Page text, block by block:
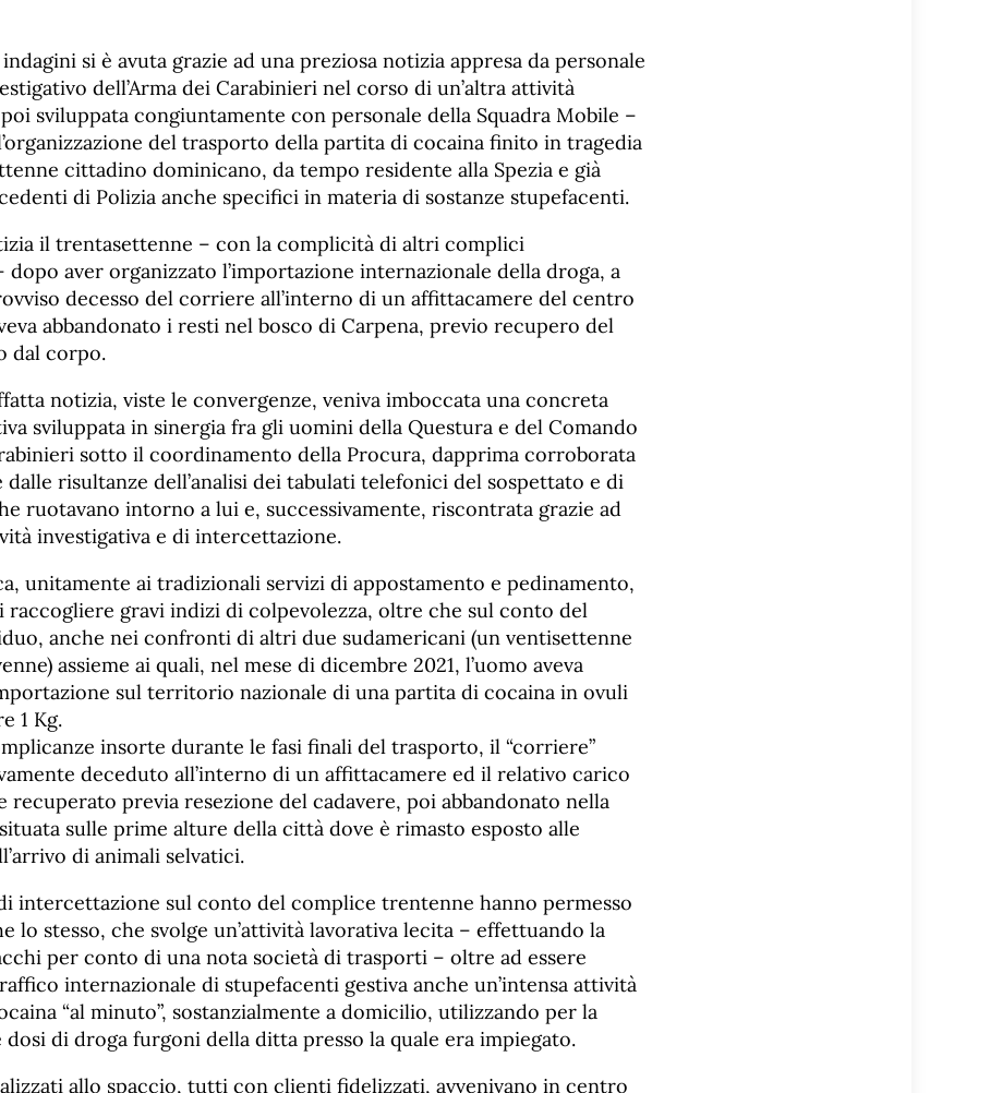
si è avuta grazie ad una preziosa notizia appresa da personale
dell’Arma dei Carabinieri nel corso di un’altra attività
sviluppata congiuntamente con personale della Squadra Mobile –
del trasporto della partita di cocaina finito in tragedia
cittadino dominicano, da tempo residente alla Spezia e già
di Polizia anche specifici in materia di sostanze stupefacenti.
il trentasettenne – con la complicità di altri complici
dopo aver organizzato l’importazione internazionale della droga, a
decesso del corriere all’interno di un affittacamere del centro
abbandonato i resti nel bosco di Carpena, previo recupero del
dal corpo.
notizia, viste le convergenze, veniva imboccata una concreta
sviluppata in sinergia fra gli uomini della Questura e del Comando
sotto il coordinamento della Procura, dapprima corroborata
risultanze dell’analisi dei tabulati telefonici del sospettato e di
ruotavano intorno a lui e, successivamente, riscontrata grazie ad
investigativa e di intercettazione.
unitamente ai tradizionali servizi di appostamento e pedinamento,
raccogliere gravi indizi di colpevolezza, oltre che sul conto del
anche nei confronti di altri due sudamericani (un ventisettenne
assieme ai quali, nel mese di dicembre 2021, l’uomo aveva
sul territorio nazionale di una partita di cocaina in ovuli
1 Kg.
insorte durante le fasi finali del trasporto, il “corriere”
deceduto all’interno di un affittacamere ed il relativo carico
recuperato previa resezione del cadavere, poi abbandonato nella
sulle prime alture della città dove è rimasto esposto alle
di animali selvatici.
intercettazione sul conto del complice trentenne hanno permesso
lo stesso, che svolge un’attività lavorativa lecita – effettuando la
per conto di una nota società di trasporti – oltre ad essere
internazionale di stupefacenti gestiva anche un’intensa attività
“al minuto”, sostanzialmente a domicilio, utilizzando per la
dosi di droga furgoni della ditta presso la quale era impiegato.
allo spaccio, tutti con clienti fidelizzati, avvenivano in centro